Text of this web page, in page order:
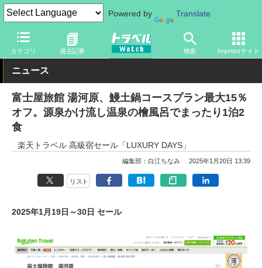
Powered by Translate
カテゴリ 過去記事 検索 Impressサイト
トラベル Watch 企業・政府・官庁 政府・官庁 旅行会社・旅
ニュース
富士屋旅館 湯河原、鰻土鍋コースプラン最大15％
オフ。源泉かけ流し温泉の檜風呂でまったり1泊2
食
楽天トラベル 高級宿セール「LUXURY DAYS」
編集部：白江ちなみ 2025年1月20日 13:39
リスト
2025年1月19日～30日 セール